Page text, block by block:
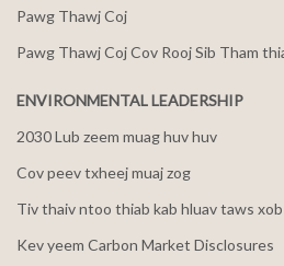
Pawg Thawj Coj
Pawg Thawj Coj Cov Rooj Sib Tham
ENVIRONMENTAL LEADERSHIP
2030 Lub zeem muag huv huv
Cov peev txheej muaj zog
Tiv thaiv ntoo thiab kab hluav taws xob
Kev yeem Carbon Market Disclosures